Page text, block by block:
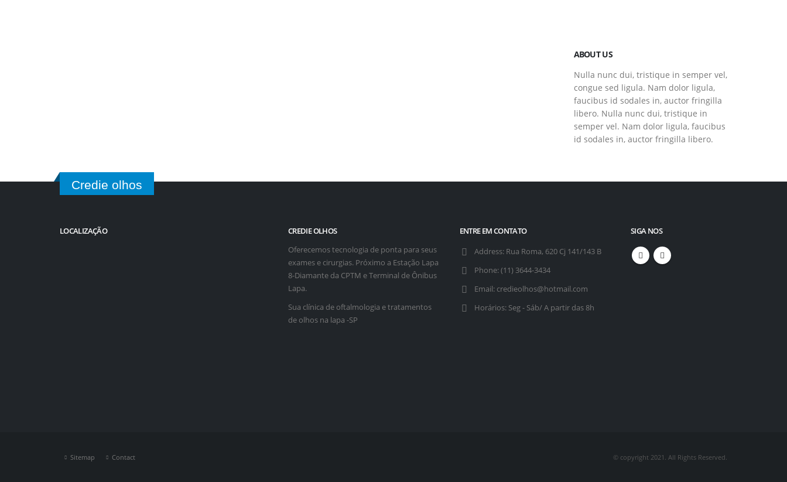
ABOUT US
Nulla nunc dui, tristique in semper vel,
congue sed ligula. Nam dolor ligula,
faucibus id sodales in, auctor fringilla
libero. Nulla nunc dui, tristique in
semper vel. Nam dolor ligula, faucibus
id sodales in, auctor fringilla libero.
Credie olhos
LOCALIZAÇÃO
CREDIE OLHOS
Oferecemos tecnologia de ponta para seus
exames e cirurgias. Próximo a Estação Lapa
8-Diamante da CPTM e Terminal de Ônibus
Lapa.
Sua clínica de oftalmologia e tratamentos
de olhos na lapa -SP
ENTRE EM CONTATO
Address: Rua Roma, 620 Cj 141/143 B
Phone: (11) 3644-3434
Email: credieolhos@hotmail.com
Horários: Seg - Sáb/ A partir das 8h
SIGA NOS
Sitemap Contact © copyright 2021. All Rights Reserved.